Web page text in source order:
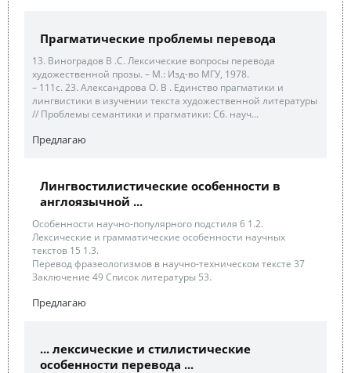
Прагматические проблемы перевода
13. Виноградов В .С. Лексические вопросы перевода
художественной прозы. – М.: Изд-во МГУ, 1978.
– 111с. 23. Александрова О. В . Единство прагматики и
лингвистики в изучении текста художественной литературы
// Проблемы семантики и прагматики: Сб. науч...
Предлагаю
Лингвостилистические особенности в
англоязычной ...
Особенности научно-популярного подстиля 6 1.2.
Лексические и грамматические особенности научных
текстов 15 1.3.
Перевод фразеологизмов в научно-техническом тексте 37
Заключение 49 Список литературы 53.
Предлагаю
... лексические и стилистические
особенности перевода ...